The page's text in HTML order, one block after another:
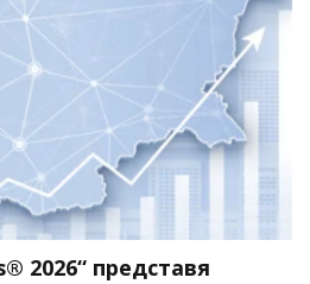
2026“ представя